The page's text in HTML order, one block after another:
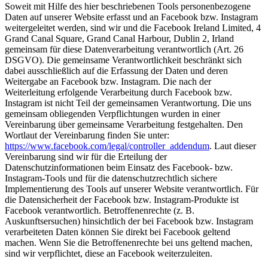
Soweit mit Hilfe des hier beschriebenen Tools personenbezogene
Daten auf unserer Website erfasst und an Facebook bzw. Instagram
weitergeleitet werden, sind wir und die Facebook Ireland Limited, 4
Grand Canal Square, Grand Canal Harbour, Dublin 2, Irland
gemeinsam für diese Datenverarbeitung verantwortlich (Art. 26
DSGVO). Die gemeinsame Verantwortlichkeit beschränkt sich
dabei ausschließlich auf die Erfassung der Daten und deren
Weitergabe an Facebook bzw. Instagram. Die nach der
Weiterleitung erfolgende Verarbeitung durch Facebook bzw.
Instagram ist nicht Teil der gemeinsamen Verantwortung. Die uns
gemeinsam obliegenden Verpflichtungen wurden in einer
Vereinbarung über gemeinsame Verarbeitung festgehalten. Den
Wortlaut der Vereinbarung finden Sie unter:
https://www.facebook.com/legal/controller_addendum. Laut dieser
Vereinbarung sind wir für die Erteilung der
Datenschutzinformationen beim Einsatz des Facebook- bzw.
Instagram-Tools und für die datenschutzrechtlich sichere
Implementierung des Tools auf unserer Website verantwortlich. Für
die Datensicherheit der Facebook bzw. Instagram-Produkte ist
Facebook verantwortlich. Betroffenenrechte (z. B.
Auskunftsersuchen) hinsichtlich der bei Facebook bzw. Instagram
verarbeiteten Daten können Sie direkt bei Facebook geltend
machen. Wenn Sie die Betroffenenrechte bei uns geltend machen,
sind wir verpflichtet, diese an Facebook weiterzuleiten.